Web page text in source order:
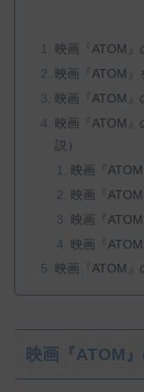
映画『ATOM』
映画『ATOM
映画『ATOM』
映画『ATOM
説）
映画『
映画『
映画『
映画『
映画『ATOM
映画『ATOM